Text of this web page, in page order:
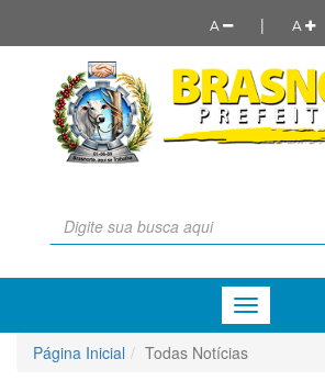
A | A
Menu
de
Navegação
Página Inicial Todas Notícias